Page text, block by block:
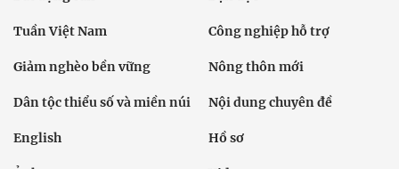
Tuần Việt Nam Công nghiệp hỗ trợ
Giảm nghèo bền vững Nông thôn mới
Dân tộc thiểu số và miền núi Nội dung chuyên đề
English Hồ sơ